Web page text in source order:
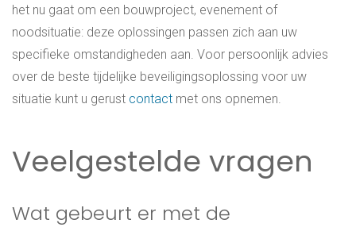
het nu gaat om een bouwproject, evenement of
noodsituatie: deze oplossingen passen zich aan uw
specifieke omstandigheden aan. Voor persoonlijk advies
over de beste tijdelijke beveiligingsoplossing voor uw
situatie kunt u gerust contact met ons opnemen.
Veelgestelde vragen
Wat gebeurt er met de